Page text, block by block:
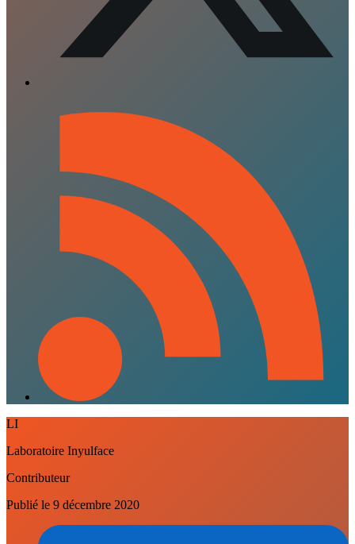
LI
Laboratoire Inyulface
Contributeur
Publié le 9 décembre 2020